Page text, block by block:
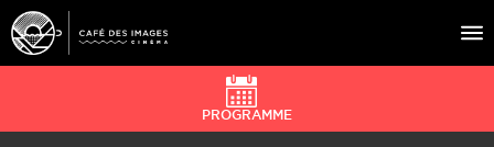
PROGRAMME